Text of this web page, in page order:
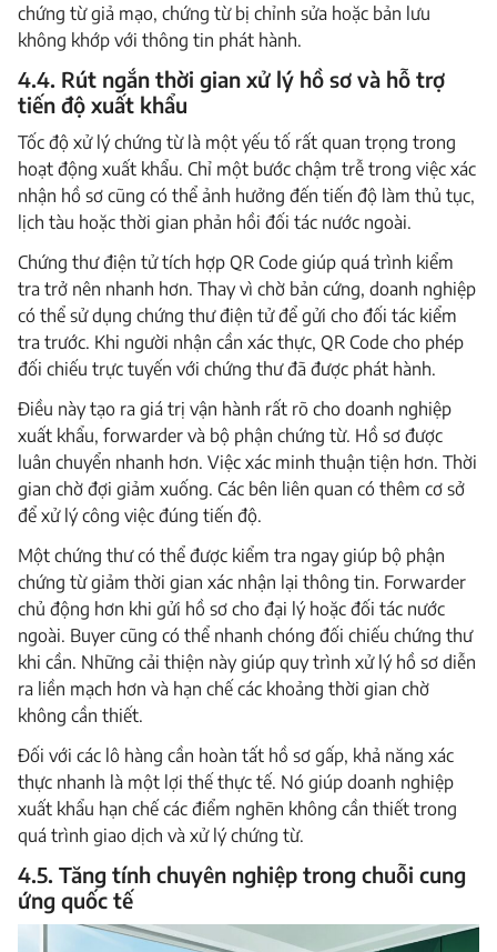
chứng từ giả mạo, chứng từ bị chỉnh sửa hoặc bản lưu
không khớp với thông tin phát hành.
4.4. Rút ngắn thời gian xử lý hồ sơ và hỗ trợ
tiến độ xuất khẩu
Tốc độ xử lý chứng từ là một yếu tố rất quan trọng trong
hoạt động xuất khẩu. Chỉ một bước chậm trễ trong việc xác
nhận hồ sơ cũng có thể ảnh hưởng đến tiến độ làm thủ tục,
lịch tàu hoặc thời gian phản hồi đối tác nước ngoài.
Chứng thư điện tử tích hợp QR Code giúp quá trình kiểm
tra trở nên nhanh hơn. Thay vì chờ bản cứng, doanh nghiệp
có thể sử dụng chứng thư điện tử để gửi cho đối tác kiểm
tra trước. Khi người nhận cần xác thực, QR Code cho phép
đối chiếu trực tuyến với chứng thư đã được phát hành.
Điều này tạo ra giá trị vận hành rất rõ cho doanh nghiệp
xuất khẩu, forwarder và bộ phận chứng từ. Hồ sơ được
luân chuyển nhanh hơn. Việc xác minh thuận tiện hơn. Thời
gian chờ đợi giảm xuống. Các bên liên quan có thêm cơ sở
để xử lý công việc đúng tiến độ.
Một chứng thư có thể được kiểm tra ngay giúp bộ phận
chứng từ giảm thời gian xác nhận lại thông tin. Forwarder
chủ động hơn khi gửi hồ sơ cho đại lý hoặc đối tác nước
ngoài. Buyer cũng có thể nhanh chóng đối chiếu chứng thư
khi cần. Những cải thiện này giúp quy trình xử lý hồ sơ diễn
ra liền mạch hơn và hạn chế các khoảng thời gian chờ
không cần thiết.
Đối với các lô hàng cần hoàn tất hồ sơ gấp, khả năng xác
thực nhanh là một lợi thế thực tế. Nó giúp doanh nghiệp
xuất khẩu hạn chế các điểm nghẽn không cần thiết trong
quá trình giao dịch và xử lý chứng từ.
4.5. Tăng tính chuyên nghiệp trong chuỗi cung
ứng quốc tế